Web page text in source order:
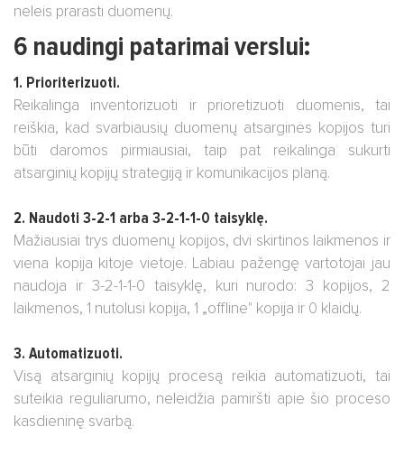
neleis prarasti duomenų.
6 naudingi patarimai verslui:
1. Prioriterizuoti.
Reikalinga inventorizuoti ir prioretizuoti duomenis, tai
reiškia, kad svarbiausių duomenų atsarginės kopijos turi
būti daromos pirmiausiai, taip pat reikalinga sukurti
atsarginių kopijų strategiją ir komunikacijos planą.
2. Naudoti 3-2-1 arba 3-2-1-1-0 taisyklę.
Mažiausiai trys duomenų kopijos, dvi skirtinos laikmenos ir
viena kopija kitoje vietoje. Labiau pažengę vartotojai jau
naudoja ir 3-2-1-1-0 taisyklę, kuri nurodo: 3 kopijos, 2
laikmenos, 1 nutolusi kopija, 1 „offline" kopija ir 0 klaidų.
3. Automatizuoti.
Visą atsarginių kopijų procesą reikia automatizuoti, tai
suteikia reguliarumo, neleidžia pamiršti apie šio proceso
kasdieninę svarbą.